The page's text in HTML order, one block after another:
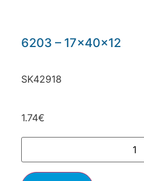
6203 – 17x40x12
SK42918
1.74€